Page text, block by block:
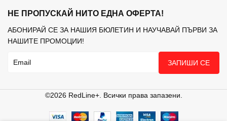
НЕ ПРОПУСКАЙ НИТО ЕДНА ОФЕРТА!
АБОНИРАЙ СЕ ЗА НАШИЯ БЮЛЕТИН И НАУЧАВАЙ ПЪРВИ ЗА
НАШИТЕ ПРОМОЦИИ!
ЗАПИШИ СЕ
©2026 RedLine+. Всички права запазени.